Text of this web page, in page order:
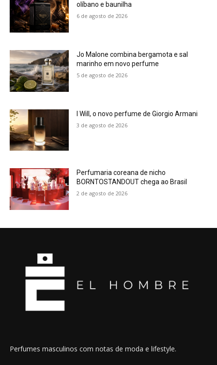
olíbano e baunilha
6 de agosto de 2026
Jo Malone combina bergamota e sal
marinho em novo perfume
5 de agosto de 2026
I Will, o novo perfume de Giorgio Armani
3 de agosto de 2026
Perfumaria coreana de nicho
BORNTOSTANDOUT chega ao Brasil
2 de agosto de 2026
Perfumes masculinos com notas de moda e lifestyle.